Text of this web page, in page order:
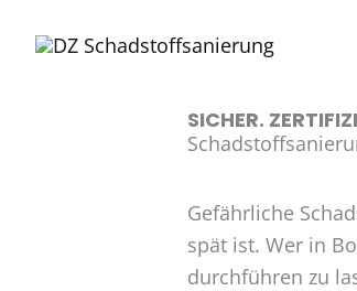
Inhalt
SICHER.
Gefährliche
spät ist. Wer in
durchführen zu